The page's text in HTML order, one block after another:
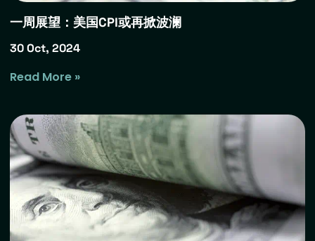
一周展望：美国CPI或再掀波澜
30 Oct, 2024
Read More »